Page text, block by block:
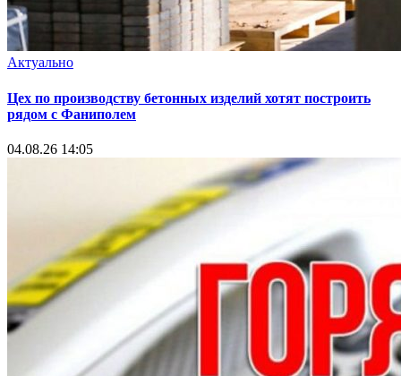
Актуально
Цех по производству бетонных изделий хотят построить
рядом с Фаниполем
04.08.26 14:05